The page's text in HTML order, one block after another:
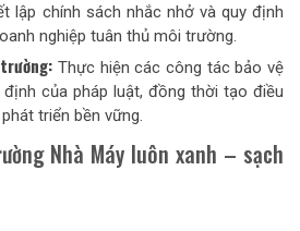
lập chính sách nhắc nhở và quy định
nghiệp tuân thủ môi trường.
Thực hiện các công tác bảo vệ
của pháp luật, đồng thời tạo điều
triển bền vững.
Nhà Máy luôn xanh – sạch